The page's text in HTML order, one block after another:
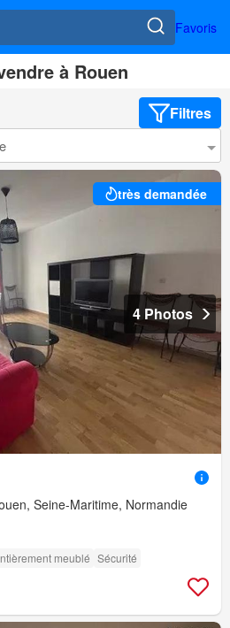
Favoris
à Rouen
Filtres
très demandée
4 Photos
Seine-Maritime, Normandie
meublé Sécurité